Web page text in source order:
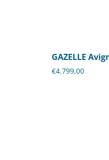
GAZELLE
€4.799,00